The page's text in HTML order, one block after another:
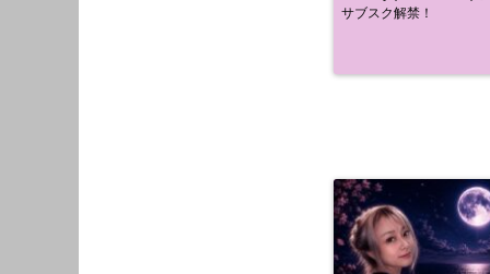
サブスク解禁！